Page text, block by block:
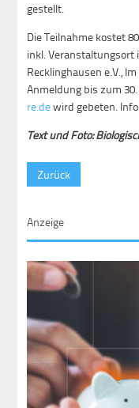
gestellt.
Die Teilnahme kostet
inkl. Veranstaltungsort
Recklinghausen e.V.,
Anmeldung bis zum
re.dewird gebeten.
Text und Foto:
Zurück
Anzeige